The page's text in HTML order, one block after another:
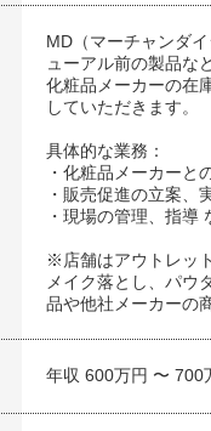
MD（マーチャンダ
ューアル前の製品など
化粧品メーカーの在
していただきます。
具体的な業務：
・化粧品メーカーと
・販売促進の立案、
・現場の管理、指導
※店舗はアウトレッ
メイク落とし、パウ
品や他社メーカーの
年収 600万円 〜 700